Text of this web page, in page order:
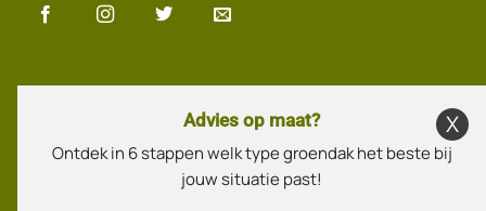
Advies op maat?
Ontdek in 6 stappen welk type groendak het beste bij
jouw situatie past!